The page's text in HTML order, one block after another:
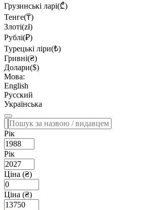
Грузинські ларі(₾)
Тенге(₸)
Злоті(zł)
Рублі(₽)
Турецькі ліри(₺)
Гривні(₴)
Долари($)
Мова:
English
Русский
Українська
Рік
Рік
Ціна (₴)
Ціна (₴)